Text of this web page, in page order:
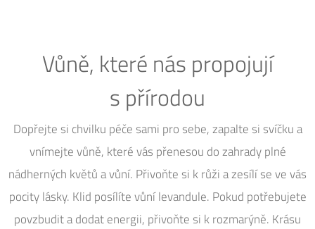
Vůně, které nás propojují
s přírodou
Dopřejte si chvilku péče sami pro sebe, zapalte si svíčku a
vnímejte vůně, které vás přenesou do zahrady plné
nádherných květů a vůní. Přivoňte si k růži a zesílí se ve vás
pocity lásky. Klid posílíte vůní levandule. Pokud potřebujete
povzbudit a dodat energii, přivoňte si k rozmarýně. Krásu